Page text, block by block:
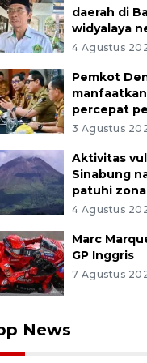
daerah di
widyalaya
4 Agustus
Pemkot
percepat
3 Agustus
Aktivitas
Sinabung
patuhi
4 Agustus
Marc
GP Inggris
7 Agustus
News